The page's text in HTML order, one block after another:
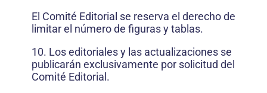
El Comité Editorial se reserva el derecho de
limitar el número de figuras y tablas.
10. Los editoriales y las actualizaciones se
publicarán exclusivamente por solicitud del
Comité Editorial.